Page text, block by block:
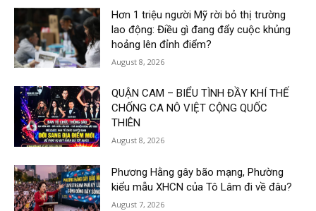
Hơn 1 triệu người Mỹ rời bỏ thị trường
lao động: Điều gì đang đẩy cuộc khủng
hoảng lên đỉnh điểm?
August 8, 2026
QUẬN CAM – BIỂU TÌNH ĐẦY KHÍ THẾ
CHỐNG CA NÔ VIỆT CỘNG QUỐC
THIÊN
August 8, 2026
Phương Hằng gây bão mạng, Phường
kiểu mẫu XHCN của Tô Lâm đi về đâu?
August 7, 2026